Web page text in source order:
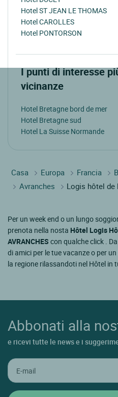
Hotel ST JEAN LE THOMAS
Hotel CAROLLES
Hotel PONTORSON
I punti di interesse
vicinanze
Hotel Bretagne bord de mer
Hotel Bretagne sud
Hotel La Suisse Normande
Casa Europa Francia
Avranches
Logis hôtel de
Per un week end o un lungo
prenota nella nosta Hôtel Logis
AVRANCHES con qualche click .
di amici per le tue vacanze o per
la regione rilassandoti nel Hôtel in
Abbonati alla
e ricevi tutte le news e i